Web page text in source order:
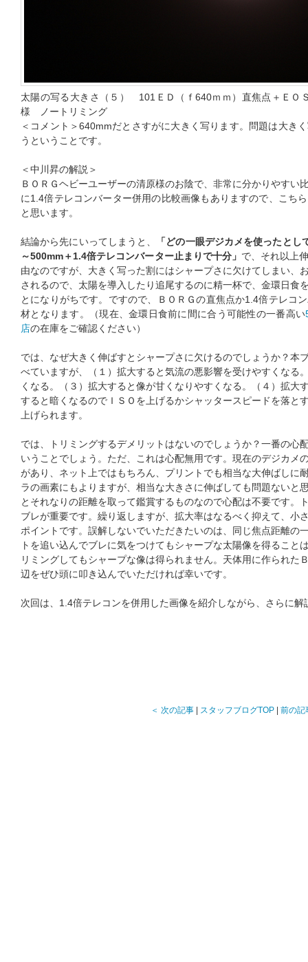
太陽の写る大きさ（５） 101ＥＤ（ｆ640ｍｍ）直焦点＋Ｅ
様 ノートリミング
＜コメント＞640mmだとさすがに大きく写ります。問題は大き
うということです。
＜中川昇の解説＞
ＢＯＲＧヘビーユーザーの清原様のお陰で、非常に分かりやすい
に1.4倍テレコンバーター併用の比較画像もありますので、こち
と思います。
結論から先にいってしまうと、
「どの一眼デジカメを使ったと
～500mm＋1.4倍テレコンバーター止まりで十分」 で、それ以上
由なのですが、大きく写った割にはシャープさに欠けてしまい、
されるので、太陽を導入したり追尾するのに精一杯で、金環日食
とになりがちです。ですので、ＢＯＲＧの直焦点か1.4倍テレコ
材となります。（現在、金環日食前に間に合う可能性の一番高い
店の在庫をご確認ください）
では、なぜ大きく伸ばすとシャープさに欠けるのでしょうか？本
べていますが、（１）拡大すると気流の悪影響を受けやすくなる
くなる。（３）拡大すると像が甘くなりやすくなる。（４）拡大
すると暗くなるのでＩＳＯを上げるかシャッタースピードを落と
上げられます。
では、トリミングするデメリットはないのでしょうか？一番の心
いうことでしょう。ただ、これは心配無用です。現在のデジカメ
があり、ネット上ではもちろん、プリントでも相当な大伸ばしに
ラの画素にもよりますが、相当な大きさに伸ばしても問題ないと
とそれなりの距離を取って鑑賞するものなので心配は不要です。
ブレが重要です。繰り返しますが、拡大率はなるべく抑えて、小
ポイントです。誤解しないでいただきたいのは、同じ焦点距離の
トを追い込んでブレに気をつけてもシャープな太陽像を得ること
リミングしてもシャープな像は得られません。天体用に作られた
辺をぜひ頭に叩き込んでいただければ幸いです。
次回は、1.4倍テレコンを併用した画像を紹介しながら、さらに
＜ 次の記事 スタッフブログTOP 前の記